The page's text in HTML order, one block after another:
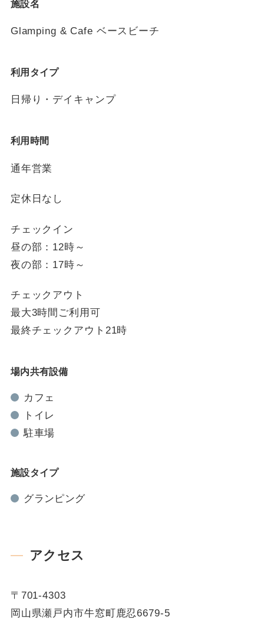
施設名
Glamping & Cafe ベースビーチ
利用タイプ
日帰り・デイキャンプ
利用時間
通年営業
定休日なし
チェックイン
昼の部：12時～
夜の部：17時～
チェックアウト
最大3時間ご利用可
最終チェックアウト21時
場内共有設備
カフェ
トイレ
駐車場
施設タイプ
グランピング
アクセス
〒701-4303
岡山県瀬戸内市牛窓町鹿忍6679-5